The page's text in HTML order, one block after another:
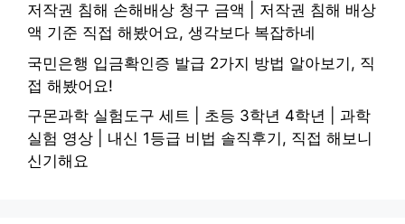
저작권 침해 손해배상 청구 금액 | 저작권 침해 배상
액 기준 직접 해봤어요, 생각보다 복잡하네
국민은행 입금확인증 발급 2가지 방법 알아보기, 직
접 해봤어요!
구몬과학 실험도구 세트 | 초등 3학년 4학년 | 과학
실험 영상 | 내신 1등급 비법 솔직후기, 직접 해보니
신기해요